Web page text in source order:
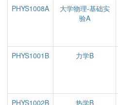
PHYS1008A
大学物理-基础实
验A
PHYS1001B
力学B
PHYS1002B
热学B